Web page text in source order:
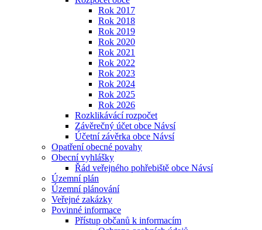
Rok 2017
Rok 2018
Rok 2019
Rok 2020
Rok 2021
Rok 2022
Rok 2023
Rok 2024
Rok 2025
Rok 2026
Rozklikávácí rozpočet
Závěrečný účet obce Návsí
Účetní závěrka obce Návsí
Opatření obecné povahy
Obecní vyhlášky
Řád veřejného pohřebiště obce Návsí
Územní plán
Územní plánování
Veřejné zakázky
Povinné informace
Přístup občanů k informacím